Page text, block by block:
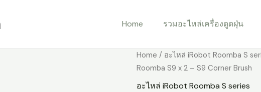
Home รวมอะไหล่เครื่องดูดฝุ่น
Home / อะไหล่ iRobot Roomba S
Roomba S9 x 2 – S9 Corner Brush
อะไหล่ iRobot Roomba S series